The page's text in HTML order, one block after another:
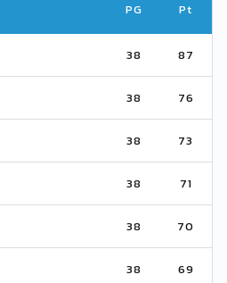
PG Pt
38 87
38 76
38 73
38 71
38 70
38 69